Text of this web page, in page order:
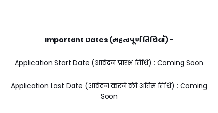
Important Dates (महत्वपूर्ण तिथियाँ) -
Application Start Date (आवेदन प्रारंभ तिथि) : Coming Soon
Application Last Date (आवेदन करने की अंतिम तिथि) : Coming
Soon